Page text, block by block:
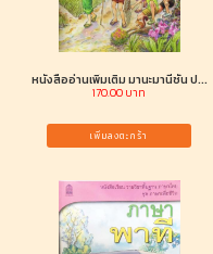
หนังสืออ่านเพิ่มเติม มานะมานีชั้น ป...
170.00 บาท
เพิ่มลงตะกร้า